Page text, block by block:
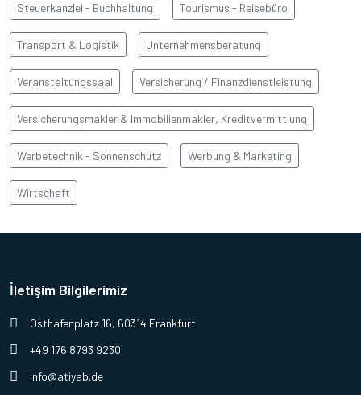
Steuerkanzlei - Buchhaltung Tourismus - Reisebüro
Transport & Logistik Unternehmensberatung
Veranstaltungssaal Versicherung / Finanzdienstleistung
Versicherungsmakler & Immobilienmakler, Kreditvermittlung
Werbetechnik - Sonnenschutz Werbung & Marketing
Wirtschaft
İletişim Bilgilerimiz
Osthafenplatz 16, 60314 Frankfurt
+49 176 8793 9230
info@atiyab.de